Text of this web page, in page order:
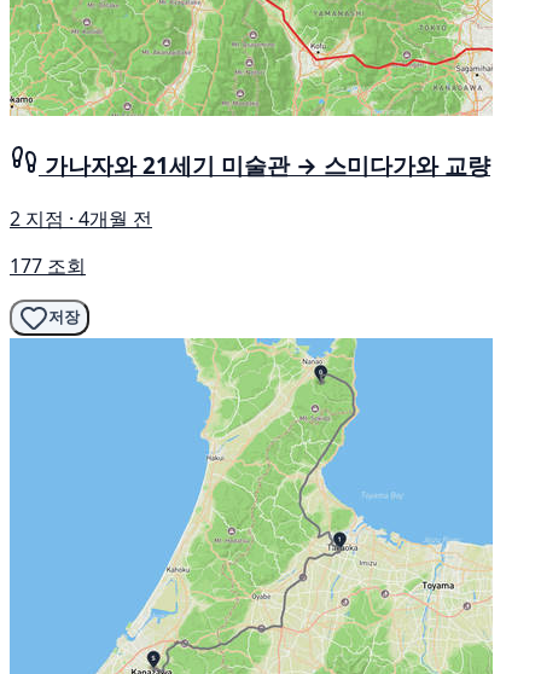
가나자와 21세기 미술관 → 스미다가와 교량
2 지점 · 4개월 전
177 조회
저장